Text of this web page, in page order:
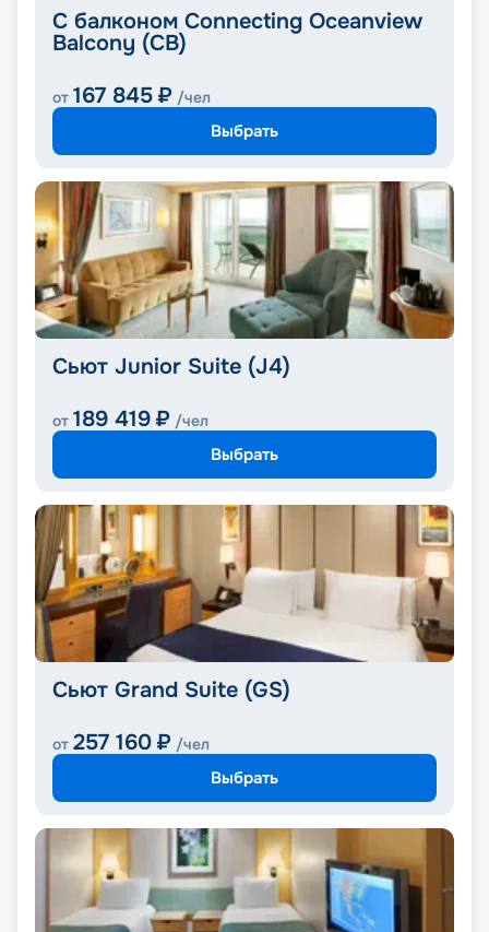
С балконом Connecting Oceanview
Balcony (CB)
от 167 845 ₽ /чел
Выбрать
Сьют Junior Suite (J4)
от 189 419 ₽ /чел
Выбрать
Сьют Grand Suite (GS)
от 257 160 ₽ /чел
Выбрать